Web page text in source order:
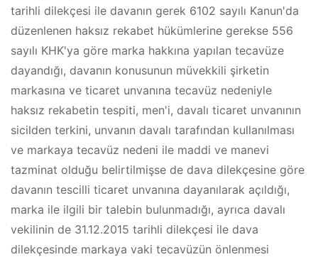
tarihli dilekçesi ile davanın gerek 6102 sayılı Kanun'da
düzenlenen haksız rekabet hükümlerine gerekse 556
sayılı KHK'ya göre marka hakkına yapılan tecavüze
dayandığı, davanın konusunun müvekkili şirketin
markasına ve ticaret unvanına tecavüz nedeniyle
haksız rekabetin tespiti, men'i, davalı ticaret unvanının
sicilden terkini, unvanın davalı tarafından kullanılması
ve markaya tecavüz nedeni ile maddi ve manevi
tazminat olduğu belirtilmişse de dava dilekçesine göre
davanın tescilli ticaret unvanına dayanılarak açıldığı,
marka ile ilgili bir talebin bulunmadığı, ayrıca davalı
vekilinin de 31.12.2015 tarihli dilekçesi ile dava
dilekçesinde markaya vaki tecavüzün önlenmesi